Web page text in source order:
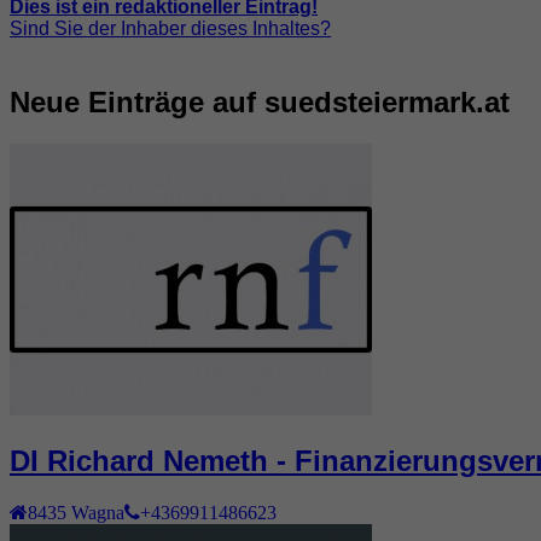
Dies ist ein redaktioneller Eintrag!
Sind Sie der Inhaber dieses Inhaltes?
Neue Einträge auf suedsteiermark.at
DI Richard Nemeth -
8435 Wagna +4369911486623